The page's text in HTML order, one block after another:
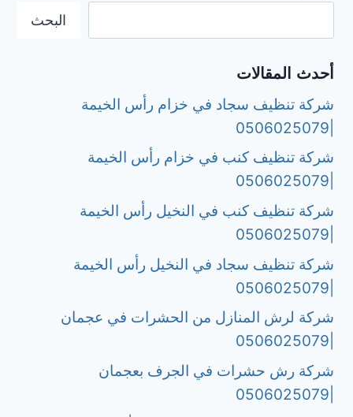
البحث
أحدث المقالات
شركة تنظيف سجاد في خزام رأس الخيمة
شركة تنظيف كنب في خزام رأس الخيمة
شركة تنظيف كنب في النخيل رأس الخيمة
شركة تنظيف سجاد في النخيل رأس الخيمة
شركة لرش المنازل من الحشرات في عجمان
شركة رش حشرات في الجرف بعجمان